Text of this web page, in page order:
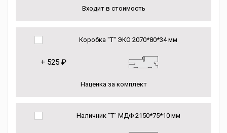
Входит в стоимость
Коробка "Т" ЭКО 2070*80*34 мм
+ 525 ₽
Наценка за комплект
Наличник "Т" МДФ 2150*75*10 мм